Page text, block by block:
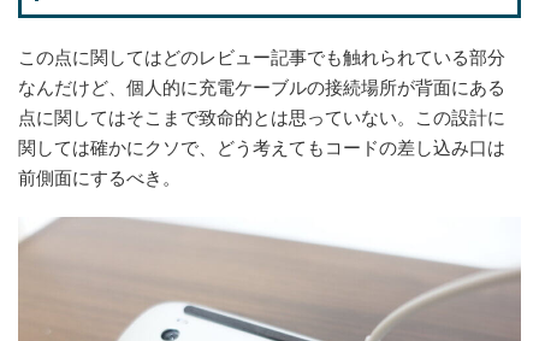
この点に関してはどのレビュー記事でも触れられている部分
なんだけど、個人的に充電ケーブルの接続場所が背面にある
点に関してはそこまで致命的とは思っていない。この設計に
関しては確かにクソで、どう考えてもコードの差し込み口は
前側面にするべき。